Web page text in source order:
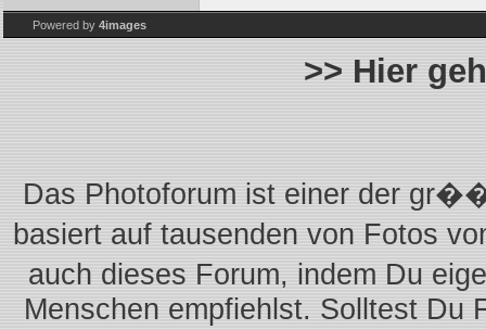
Powered by 4images
>> Hier
Das Photoforum ist einer der
basiert auf tausenden von Fotos
auch dieses Forum, indem Du
Menschen empfiehlst. Solltest Du